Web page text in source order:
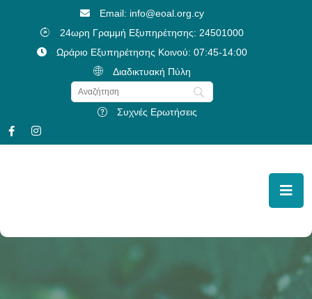
Email: info@eoal.org.cy
24ωρη Γραμμή Εξυπηρέτησης: 24501000
Ωράριο Εξυπηρέτησης Κοινού: 07:45-14:00
Διαδικτυακή Πύλη
Συχνές Ερωτήσεις